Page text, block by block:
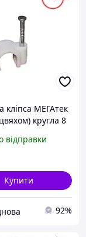
кліпса МЕГАтек
кругла 8
відправки
Купити
92%